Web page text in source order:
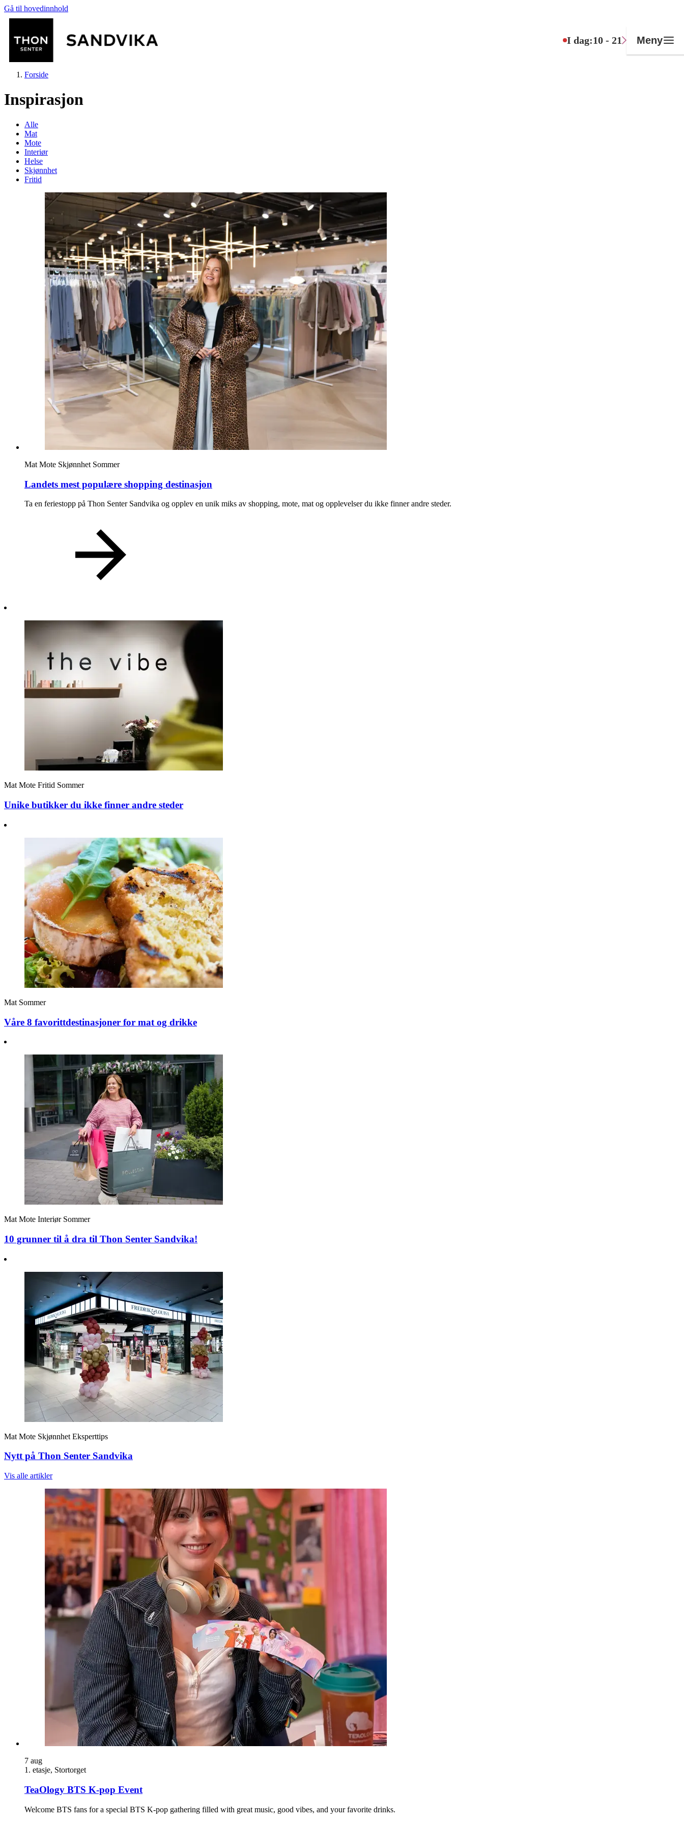
Gå til hovedinnhold
I dag:10 - 21 Meny
Butikker
Helse
Aktiviteter
Tilbud
Merker
Inspirasjon
Søk
Åpningstider
Praktisk informasjon
Ledige stillinger
Min Shopping-app
Forside
Inspirasjon
Alle
Mat
Mote
Interiør
Helse
Skjønnhet
Fritid
Mat Mote Skjønnhet Sommer
Landets mest populære shopping destinasjon
Ta en feriestopp på Thon Senter Sandvika og opplev en unik miks av shopping, mote, mat og opplevelser du ikke finner andre steder.
Mat Mote Fritid Sommer
Unike butikker du ikke finner andre steder
Mat Sommer
Våre 8 favorittdestinasjoner for mat og drikke
Mat Mote Interiør Sommer
10 grunner til å dra til Thon Senter Sandvika!
Mat Mote Skjønnhet Eksperttips
Nytt på Thon Senter Sandvika
Vis alle artikler
7 aug
1. etasje, Stortorget
TeaOlogy BTS K-pop Event
Welcome BTS fans for a special BTS K-pop gathering filled with great music, good vibes, and your favorite drinks.